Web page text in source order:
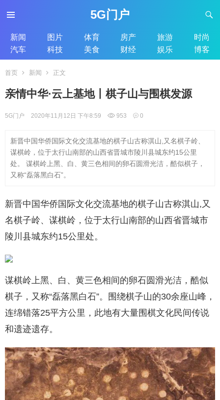
5G门户
新闻 图片 体育 房产 旅游
时尚
汽车
科技 美食 财经 娱乐 博客
首页 新闻 正文
亲情中华·云上基地丨棋子山与围棋发源
5G门户 2020年11月12日 下午8:59 953 0
新晋中国华侨国际文化交流基地的棋子山古称淇山,又名棋子岭、
谋棋岭，位于太行山南部的山西省晋城市陵川县城东约15公里
处。 谋棋岭上黑、白、黄三色相间的卵石圆滑光洁，酷似棋子，
又称“磊落黑白石”。
新晋中国华侨国际文化交流基地的棋子山古称淇山,又
名棋子岭、谋棋岭，位于太行山南部的山西省晋城市
陵川县城东约15公里处。
谋棋岭上黑、白、黄三色相间的卵石圆滑光洁，酷似
棋子，又称“磊落黑白石”。围绕棋子山的30余座山峰，
连绵错落25平方公里，此地有大量围棋文化民间传说
和遗迹遗存。